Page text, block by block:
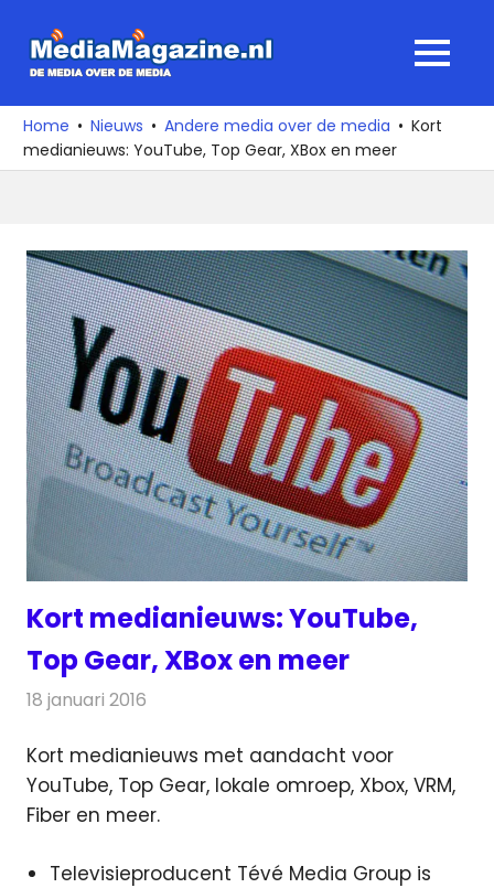
naar
media
over
de
MENU
Home Nieuws Andere media over de media
Kort
medianieuws: YouTube, Top Gear, XBox en meer
Kort medianieuws: YouTube,
Top Gear, XBox en meer
18 januari 2016
Kort medianieuws met aandacht voor
YouTube, Top Gear, lokale omroep, Xbox, VRM,
Fiber en meer.
Televisieproducent Tévé Media Group is